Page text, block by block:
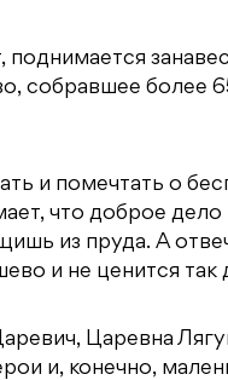
поднимается
собравшее более
и помечтать о
что доброе дело
из пруда. А
и не ценится так
Царевна
и, конечно,